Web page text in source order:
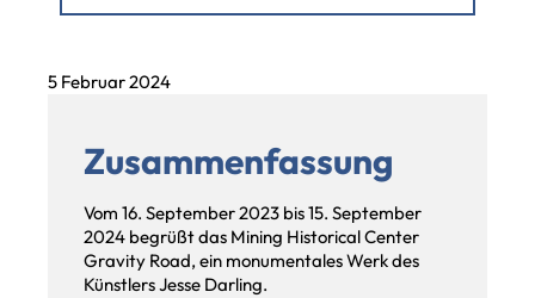
5 Februar 2024
Zusammenfassung
Vom 16. September 2023 bis 15. September
2024 begrüßt das Mining Historical Center
Gravity Road, ein monumentales Werk des
Künstlers Jesse Darling.